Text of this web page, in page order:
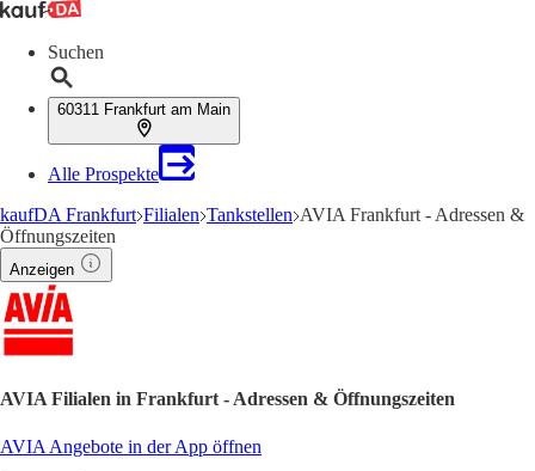
Suchen
60311 Frankfurt am Main
Alle Prospekte
kaufDA Frankfurt Filialen Tankstellen AVIA Frankfurt - Adressen &
Öffnungszeiten
Anzeigen
AVIA Filialen in Frankfurt - Adressen & Öffnungszeiten
AVIA Angebote in der App öffnen